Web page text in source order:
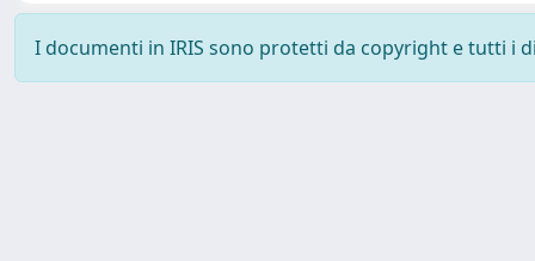
I documenti in IRIS sono protetti da copyright e tutti i